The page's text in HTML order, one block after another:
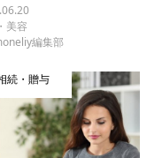
美容
編集部
続・贈与